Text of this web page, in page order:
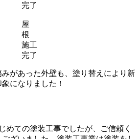
完了
屋
根
施工
完了
があった外壁も、塗り替えにより新
になりました！
めての塗装工事でしたが、ご信頼く